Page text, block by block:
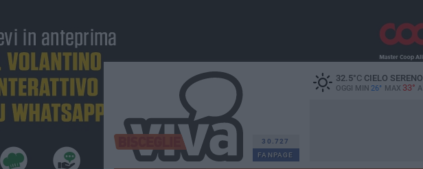
30.727
FANPAGE
32.5°CCIELO SERENO
OGGI MIN 26° MAX 33° A